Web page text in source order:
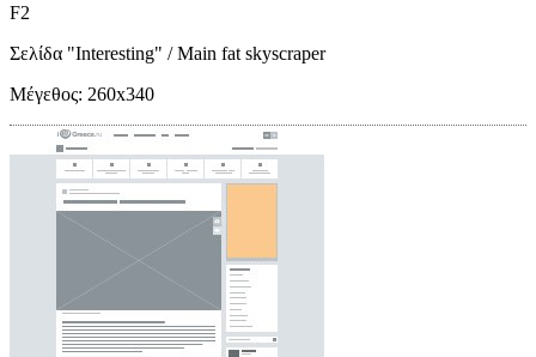
F2
Σελίδα "Interesting" / Main fat skyscraper
Μέγεθος: 260x340